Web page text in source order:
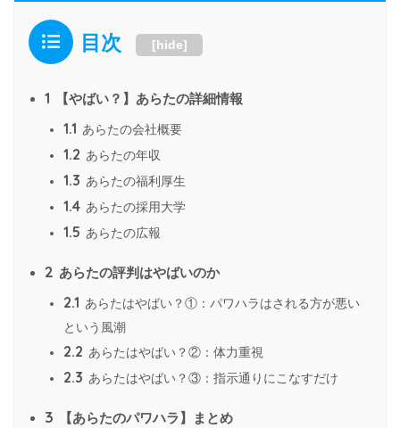
目次 [hide]
1 【やばい？】あらたの詳細情報
1.1 あらたの会社概要
1.2 あらたの年収
1.3 あらたの福利厚生
1.4 あらたの採用大学
1.5 あらたの広報
2 あらたの評判はやばいのか
2.1 あらたはやばい？①：パワハラはされる方が悪い
という風潮
2.2 あらたはやばい？②：体力重視
2.3 あらたはやばい？③：指示通りにこなすだけ
3 【あらたのパワハラ】まとめ